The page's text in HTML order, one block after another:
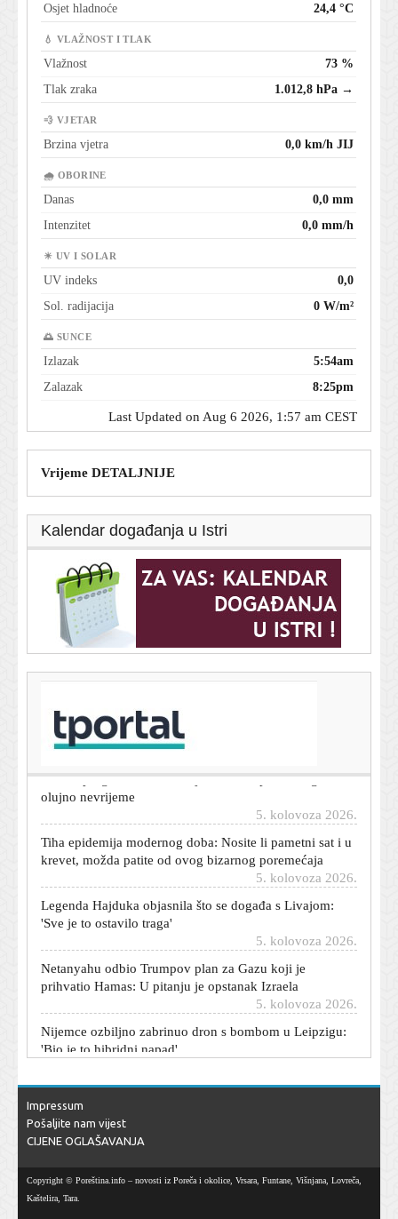
Osjet hladnoće
24,4 °C
💧 VLAŽNOST I TLAK
Vlažnost
73 %
Tlak zraka
1.012,8 hPa →
💨 VJETAR
Brzina vjetra 0,0 km/h JIJ
🌧 OBORINE
Danas
0,0 mm
Intenzitet
0,0 mm/h
☀ UV I SOLAR
UV indeks
0,0
Sol. radijacija
0 W/m²
🌅 SUNCE
Izlazak
5:54am
Zalazak
8:25pm
Last Updated on Aug 6 2026, 1:57 am CEST
Vrijeme DETALJNIJE
Kalendar događanja u Istri
zvijezde danas donose
olujno nevrijeme
Tiha epidemija modernog doba: Nosite li pametni sat i u
krevet, možda patite od ovog bizarnog poremećaja
5. kolovoza 2026.
Legenda Hajduka objasnila što se događa s Livajom:
'Sve je to ostavilo traga'
Netanyahu odbio Trumpov plan za Gazu koji je
prihvatio Hamas: U pitanju je opstanak Izraela
5. kolovoza 2026.
Nijemce ozbiljno zabrinuo dron s bombom u Leipzigu:
'Bio je to hibridni napad'
o čestitki iz vlade?
Tijelo vam šalje jasne signale: Stručnjaci otkrili kako
5. kolovoza 2026.
Velikan iz susjedstva u problemima: Savez zabranio
Impressum
Pošaljite nam vijest
CIJENE OGLAŠAVANJA
Copyright © Poreština.info – novosti iz Poreča i okolice, Vrsara, Funtane, Višnjana, Lovreča,
Kaštelira, Tara.